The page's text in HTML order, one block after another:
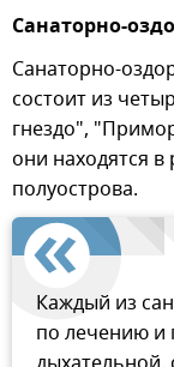
Санаторно-
Санаторно-
состоит из
гнездо",
они находятся
полуострова.
Каждый из
по лечению и